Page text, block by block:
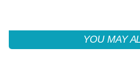
YOU MAY